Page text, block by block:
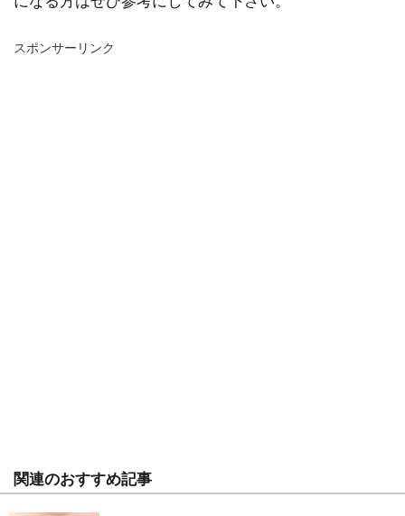
スポンサーリンク
関連のおすすめ記事